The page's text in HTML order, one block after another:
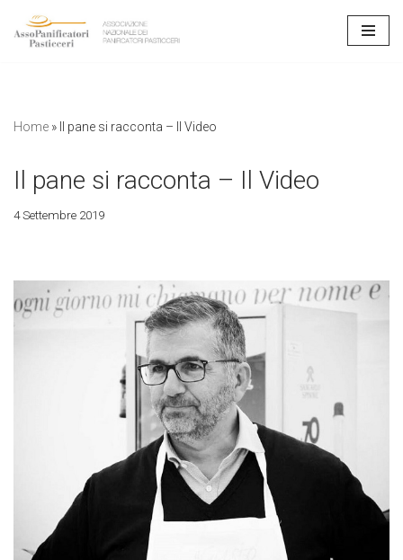
Vai
Home » Il pane si racconta – Il Video
Il pane si racconta – Il Video
4 Settembre 2019